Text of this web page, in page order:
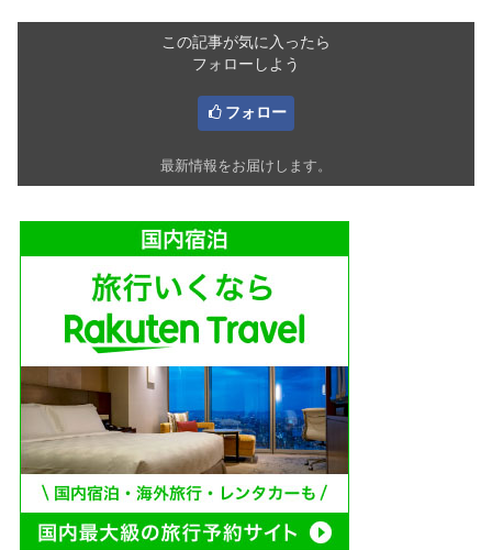
この記事が気に入ったら
フォローしよう
フォロー
最新情報をお届けします。